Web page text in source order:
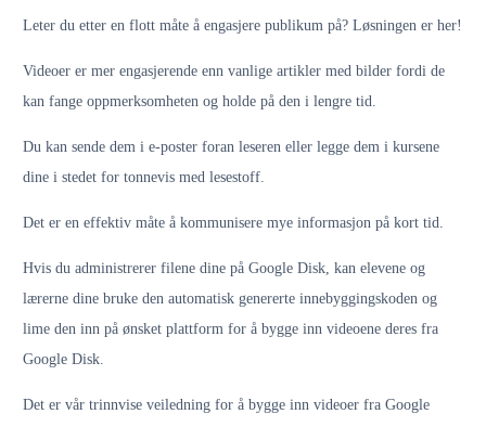
Leter du etter en flott måte å engasjere publikum på? Løsningen er her!
Videoer er mer engasjerende enn vanlige artikler med bilder fordi de
kan fange oppmerksomheten og holde på den i lengre tid.
Du kan sende dem i e-poster foran leseren eller legge dem i kursene
dine i stedet for tonnevis med lesestoff.
Det er en effektiv måte å kommunisere mye informasjon på kort tid.
Hvis du administrerer filene dine på Google Disk, kan elevene og
lærerne dine bruke den automatisk genererte innebyggingskoden og
lime den inn på ønsket plattform for å bygge inn videoene deres fra
Google Disk.
Det er vår trinnvise veiledning for å bygge inn videoer fra Google